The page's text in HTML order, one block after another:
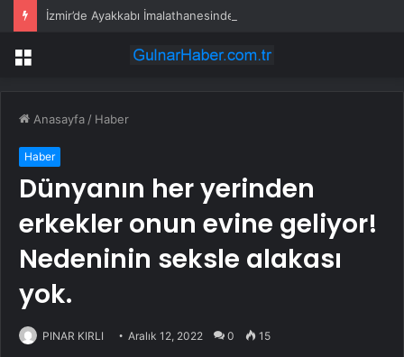
İzmir’de Ayakkabı İmalathanesinde Yangın
Menü
Anasayfa / Haber
Haber
Dünyanın her yerinden
erkekler onun evine geliyor!
Nedeninin seksle alakası
yok.
PINAR KIRLI Aralık 12, 2022 0 15